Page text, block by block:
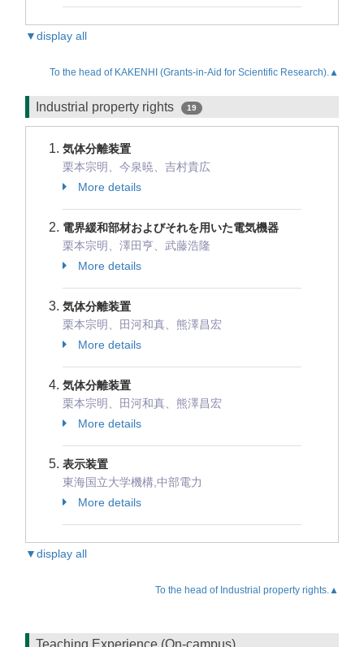
▼display all
To the head of KAKENHI (Grants-in-Aid for Scientific Research).▲
Industrial property rights 19
気体分離装置
栗本宗明、今泉暁、吉村貴広
More details
電界緩和部材およびそれを用いた電気機器
栗本宗明、澤田亨、武藤浩隆
More details
気体分離装置
栗本宗明、田河和真、熊澤昌宏
More details
気体分離装置
栗本宗明、田河和真、熊澤昌宏
More details
表示装置
東海国立大学機構,中部電力
More details
▼display all
To the head of Industrial property rights.▲
Teaching Experience (On-campus)